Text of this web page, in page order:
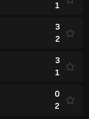
1
3
2
3
1
0
2